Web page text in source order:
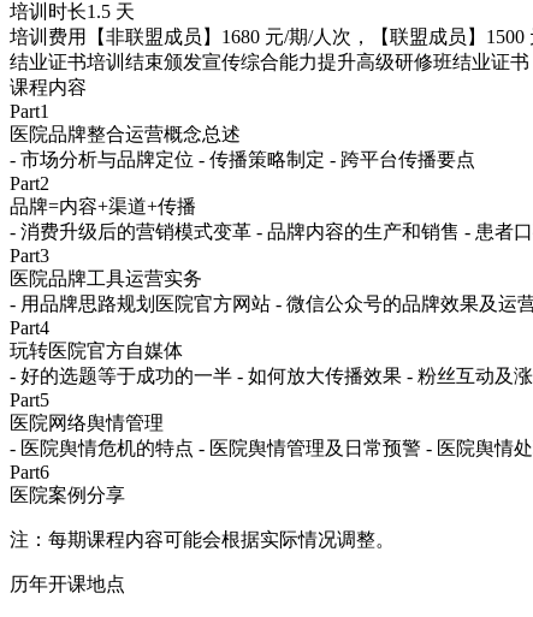
培训时长1.5 天
培训费用
【非联盟成员】1680 元/期/人次，【联盟成员】1500
结业证书培训结束颁发宣传综合能力提升高级研修班结业证书
课程内容
Part1
医院品牌整合运营概念总述
- 市场分析与品牌定位 - 传播策略制定 - 跨平台传播要点
Part2
品牌=内容+渠道+传播
- 消费升级后的营销模式变革 - 品牌内容的生产和销售 - 患者
Part3
医院品牌工具运营实务
- 用品牌思路规划医院官方网站 - 微信公众号的品牌效果及运
Part4
玩转医院官方自媒体
- 好的选题等于成功的一半 - 如何放大传播效果 - 粉丝互动及
Part5
医院网络舆情管理
- 医院舆情危机的特点 - 医院舆情管理及日常预警 - 医院舆情
Part6
医院案例分享
注：每期课程内容可能会根据实际情况调整。
历年开课地点